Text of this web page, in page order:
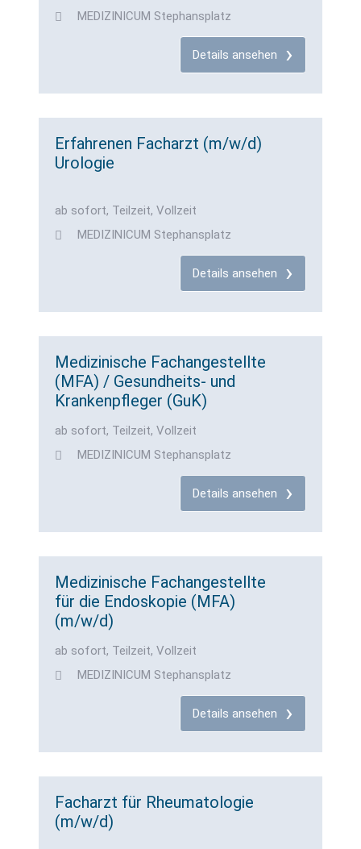
MEDIZINICUM Stephansplatz
Details ansehen
Erfahrenen Facharzt (m/w/d)
Urologie
ab sofort, Teilzeit, Vollzeit
MEDIZINICUM Stephansplatz
Details ansehen
Medizinische Fachangestellte
(MFA) / Gesundheits- und
Krankenpfleger (GuK)
ab sofort, Teilzeit, Vollzeit
MEDIZINICUM Stephansplatz
Details ansehen
Medizinische Fachangestellte
für die Endoskopie (MFA)
(m/w/d)
ab sofort, Teilzeit, Vollzeit
MEDIZINICUM Stephansplatz
Details ansehen
Facharzt für Rheumatologie
(m/w/d)